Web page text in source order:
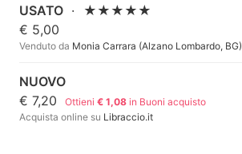
USATO ·
★★★★★
€ 5,00
Venduto da Monia Carrara (Alzano Lombardo, BG)
NUOVO
€ 7,20
Ottieni€ 1,08 in Buoni acquisto
Acquista online su Libraccio.it